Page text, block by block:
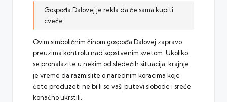
Gospođa Dalovej je rekla da će sama kupiti
cveće.
Ovim simboličnim činom gospođa Dalovej zapravo
preuzima kontrolu nad sopstvenim svetom. Ukoliko
se pronalazite u nekim od sledećih situacija, krajnje
je vreme da razmislite o narednim koracima koje
ćete preduzeti ne bi li se vaši putevi slobode i sreće
konačno ukrstili.